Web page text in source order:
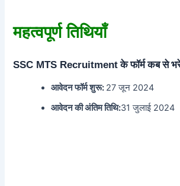
महत्वपूर्ण तिथियाँ
SSC MTS Recruitmentके फॉर्म कब से
आवेदन फॉर्म शुरू: 27 जून 2024
आवेदन की अंतिम तिथि:31 जुलाई 2024